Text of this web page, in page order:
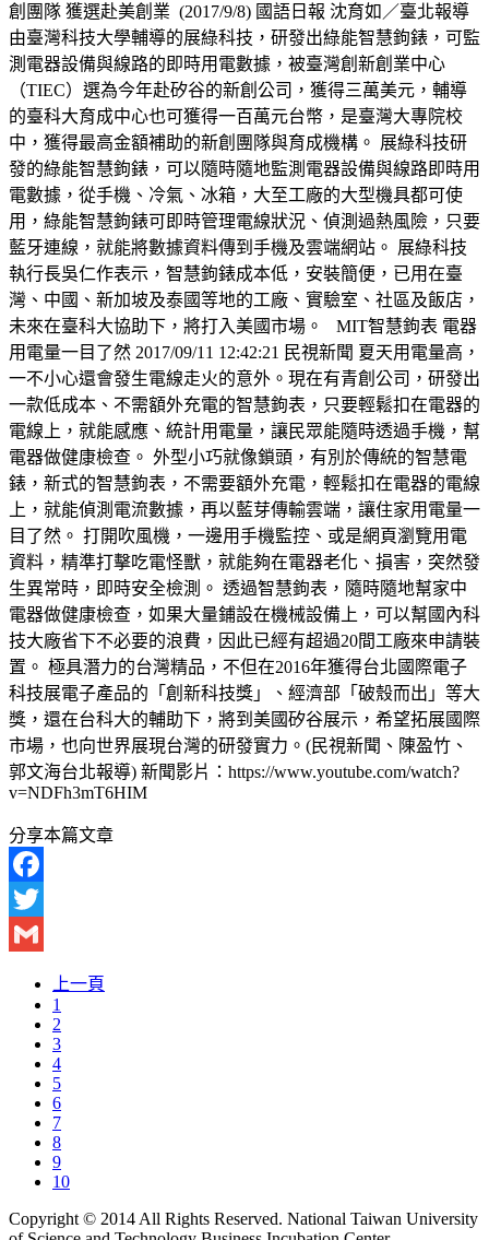
創團隊 獲選赴美創業 (2017/9/8) 國語日報 沈育如／臺北報導
由臺灣科技大學輔導的展綠科技，研發出綠能智慧鉤錶，可監
測電器設備與線路的即時用電數據，被臺灣創新創業中心
（TIEC）選為今年赴矽谷的新創公司，獲得三萬美元，輔導
的臺科大育成中心也可獲得一百萬元台幣，是臺灣大專院校
中，獲得最高金額補助的新創團隊與育成機構。 展綠科技研
發的綠能智慧鉤錶，可以隨時隨地監測電器設備與線路即時用
電數據，從手機、冷氣、冰箱，大至工廠的大型機具都可使
用，綠能智慧鉤錶可即時管理電線狀況、偵測過熱風險，只要
藍牙連線，就能將數據資料傳到手機及雲端網站。 展綠科技
執行長吳仁作表示，智慧鉤錶成本低，安裝簡便，已用在臺
灣、中國、新加坡及泰國等地的工廠、實驗室、社區及飯店，
未來在臺科大協助下，將打入美國市場。 MIT智慧鉤表 電器
用電量一目了然 2017/09/11 12:42:21 民視新聞 夏天用電量高，
一不小心還會發生電線走火的意外。現在有青創公司，研發出
一款低成本、不需額外充電的智慧鉤表，只要輕鬆扣在電器的
電線上，就能感應、統計用電量，讓民眾能隨時透過手機，幫
電器做健康檢查。 外型小巧就像鎖頭，有別於傳統的智慧電
錶，新式的智慧鉤表，不需要額外充電，輕鬆扣在電器的電線
上，就能偵測電流數據，再以藍芽傳輸雲端，讓住家用電量一
目了然。 打開吹風機，一邊用手機監控、或是網頁瀏覽用電
資料，精準打擊吃電怪獸，就能夠在電器老化、損害，突然發
生異常時，即時安全檢測。 透過智慧鉤表，隨時隨地幫家中
電器做健康檢查，如果大量鋪設在機械設備上，可以幫國內科
技大廠省下不必要的浪費，因此已經有超過20間工廠來申請裝
置。 極具潛力的台灣精品，不但在2016年獲得台北國際電子
科技展電子產品的「創新科技獎」、經濟部「破殼而出」等大
獎，還在台科大的輔助下，將到美國矽谷展示，希望拓展國際
市場，也向世界展現台灣的研發實力。(民視新聞、陳盈竹、
郭文海台北報導) 新聞影片：https://www.youtube.com/watch?
v=NDFh3mT6HIM
分享本篇文章
Facebook
Twitter
上一頁
1
2
3
4
5
6
7
8
9
10
Copyright © 2014 All Rights Reserved. National Taiwan University